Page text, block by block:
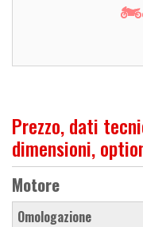
Prezzo, dati
dimensioni,
Motore
Omologazione